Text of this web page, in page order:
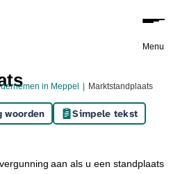
Menu
in Meppel Marktstandplaats
woorden Simpele tekst
aan als u een standplaats